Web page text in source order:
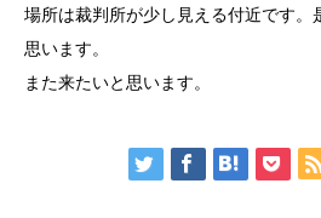
場所は裁判所が少し見える付近です。
思います。
また来たいと思います。